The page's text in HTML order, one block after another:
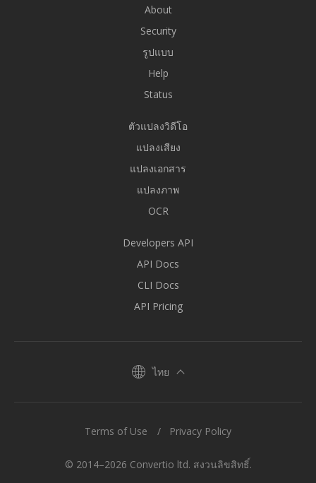
About
Security
รูปแบบ
Help
Status
ตัวแปลงวิดีโอ
แปลงเสียง
แปลงเอกสาร
แปลงภาพ
OCR
Developers API
API Docs
CLI Docs
API Pricing
ไทย
© 2014–2026 Convertio ltd. สงวนลิขสิทธิ์.
Terms of Use Privacy Policy